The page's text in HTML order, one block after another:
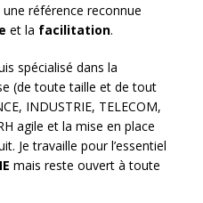
référence reconnue
et la facilitation.
spécialisé dans la
(de toute taille et de tout
INDUSTRIE, TELECOM,
agile et la mise en place
Je travaille pour l’essentiel
mais reste ouvert à toute